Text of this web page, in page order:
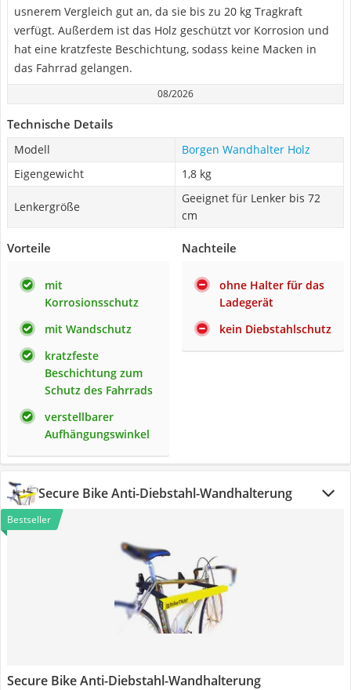
usnerem Vergleich gut an, da sie bis zu 20 kg Tragkraft
verfügt. Außerdem ist das Holz geschützt vor Korrosion und
hat eine kratzfeste Beschichtung, sodass keine Macken in
das Fahrrad gelangen.
08/2026
Technische Details
Modell
Borgen Wandhalter Holz
Eigengewicht
1,8 kg
Lenkergröße
Geeignet für Lenker bis 72
cm
Vorteile
mit
Korrosionsschutz
mit Wandschutz
kratzfeste
Beschichtung zum
Schutz des Fahrrads
verstellbarer
Aufhängungswinkel
Nachteile
ohne Halter für das
Ladegerät
kein Diebstahlschutz
Secure Bike Anti-Diebstahl-Wandhalterung
Bestseller
Secure Bike Anti-Diebstahl-Wandhalterung